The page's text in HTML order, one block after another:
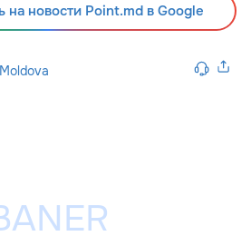
на новости Point.md в Google